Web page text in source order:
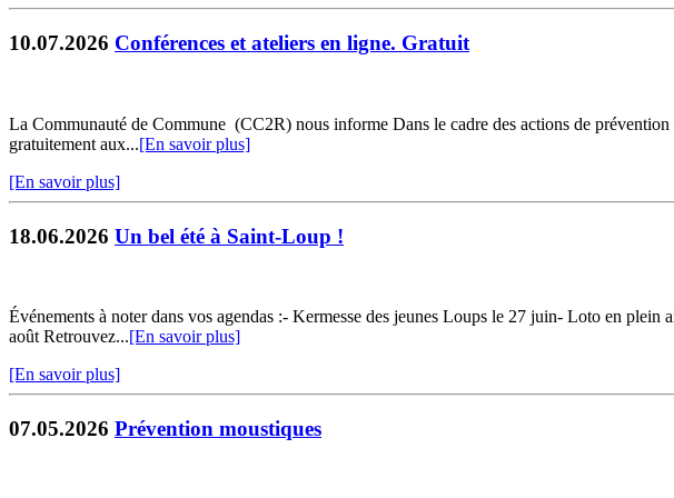
10.07.2026 Conférences et ateliers en ligne. Gratuit
La Communauté de Commune (CC2R) nous informe Dans le cadre des actions de
gratuitement aux...[En savoir plus]
[En savoir plus]
18.06.2026 Un bel été à Saint-Loup !
Événements à noter dans vos agendas :- Kermesse des jeunes Loups le 27 juin- Loto en
août Retrouvez...[En savoir plus]
[En savoir plus]
07.05.2026 Prévention moustiques